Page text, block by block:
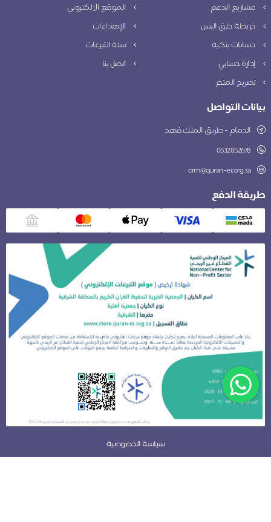
مشاريع الدعم
الموقع الالكتروني
خريطة حلق البنين
الإهداءات
حسابات بنكية
سلة التبرعات
إدارة حسابي
اتصل بنا
تصريح المتجر
بيانات التواصل
الدمام - طريق الملك فهد
0532852678
crm@quran-er.org.sa
طريقة الدفع
سياسة الخصوصية